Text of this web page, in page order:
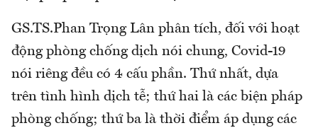
GS.TS.Phan Trọng Lân phân tích, đối với hoạt
động phòng chống dịch nói chung, Covid-19
nói riêng đều có 4 cấu phần. Thứ nhất, dựa
trên tình hình dịch tễ; thứ hai là các biện pháp
phòng chống; thứ ba là thời điểm áp dụng các